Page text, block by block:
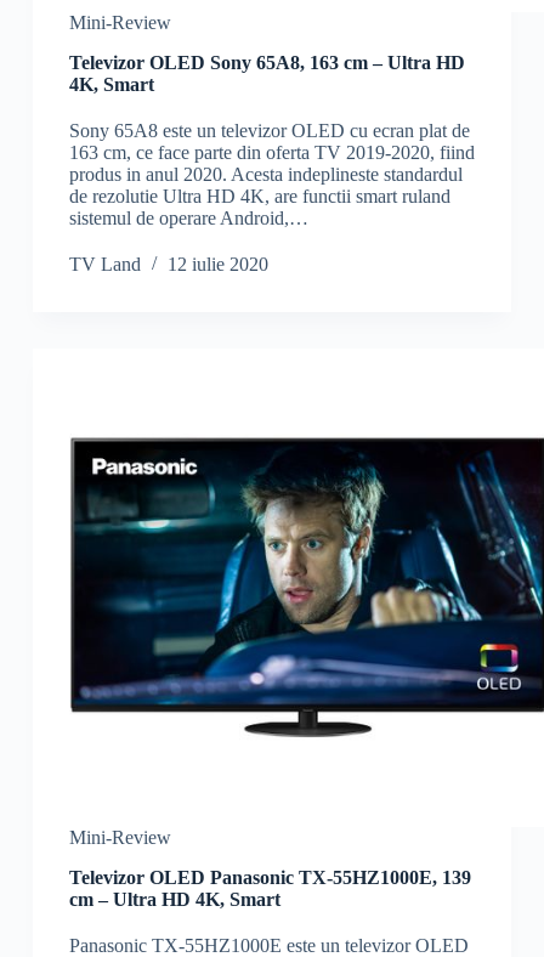
Mini-Review
Televizor OLED Sony 65A8, 163 cm – Ultra HD
4K, Smart
Sony 65A8 este un televizor OLED cu ecran plat de
163 cm, ce face parte din oferta TV 2019-2020, fiind
produs in anul 2020. Acesta indeplineste standardul
de rezolutie Ultra HD 4K, are functii smart ruland
sistemul de operare Android,…
TV Land 12 iulie 2020
Mini-Review
Televizor OLED Panasonic TX-55HZ1000E, 139
cm – Ultra HD 4K, Smart
Panasonic TX-55HZ1000E este un televizor OLED